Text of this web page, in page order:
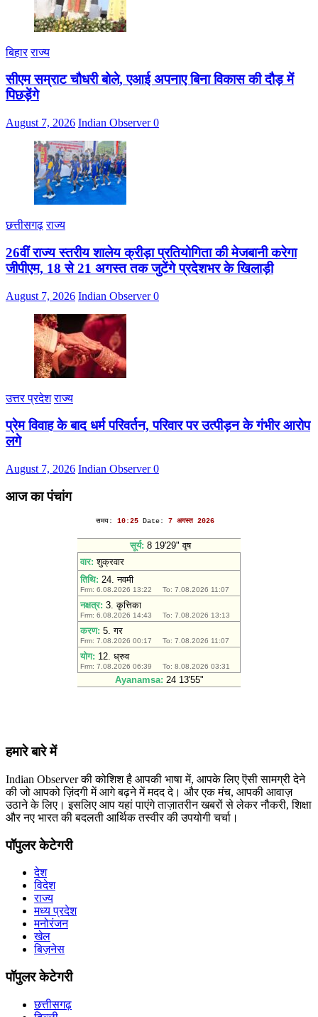
बिहार राज्य
सीएम सम्राट चौधरी बोले, एआई अपनाए बिना विकास की दौड़ में
पिछड़ेंगे
August 7, 2026 Indian Observer0
छत्तीसगढ़ राज्य
26वीं राज्य स्तरीय शालेय क्रीड़ा प्रतियोगिता की मेजबानी करेगा
जीपीएम, 18 से 21 अगस्त तक जुटेंगे प्रदेशभर के खिलाड़ी
August 7, 2026 Indian Observer0
उत्तर प्रदेश राज्य
प्रेम विवाह के बाद धर्म परिवर्तन, परिवार पर उत्पीड़न के गंभीर आरोप
लगे
August 7, 2026 Indian Observer0
आज का पंचांग
हमारे बारे में
Indian Observer की कोशिश है आपकी भाषा में, आपके लिए ऎसी सामग्री देने
की जो आपको ज़िंदगी में आगे बढ़ने में मदद दे। और एक मंच, आपकी आवाज़
उठाने के लिए। इसलिए आप यहां पाएंगे ताज़ातरीन खबरों से लेकर नौकरी, शिक्षा
और नए भारत की बदलती आर्थिक तस्वीर की उपयोगी चर्चा।
पॉपुलर केटेगरी
देश
विदेश
राज्य
मध्य प्रदेश
मनोरंजन
खेल
बिज़नेस
पॉपुलर केटेगरी
छत्तीसगढ़